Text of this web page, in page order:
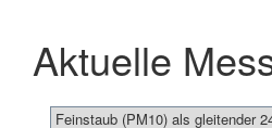
Aktuelle